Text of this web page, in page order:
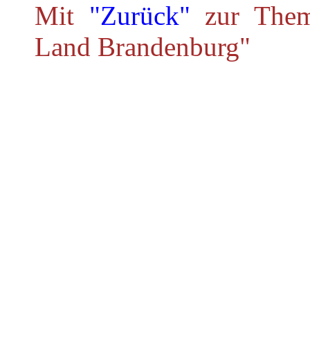
Mit "Zurück" zur
Land Brandenburg"